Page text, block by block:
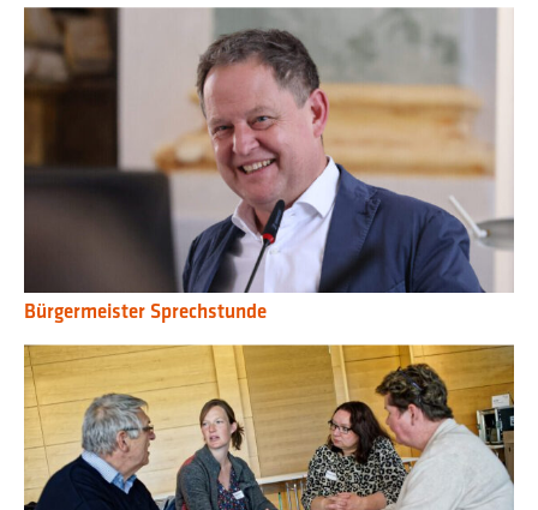
Bürgermeister Sprechstunde